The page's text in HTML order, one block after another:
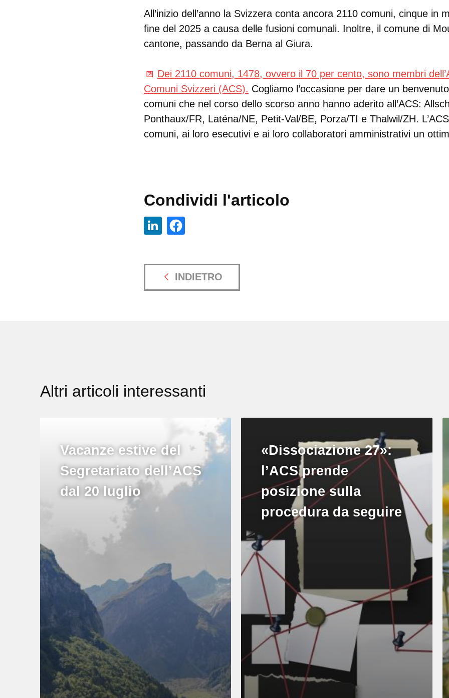
All’inizio dell’anno la Svizzera conta ancora 2110 comuni, cinque in
fine del 2025 a causa delle fusioni comunali. Inoltre, il comune di
cantone, passando da Berna al Giura.
Dei 2110 comuni, 1478, ovvero il 70 per cento, sono membri
Comuni Svizzeri (ACS). Cogliamo l’occasione per dare un
comuni che nel corso dello scorso anno hanno aderito all’ACS:
Ponthaux/FR, Laténa/NE, Petit-Val/BE, Porza/TI e Thalwil/ZH.
comuni, ai loro esecutivi e ai loro collaboratori amministrativi un
Condividi l'articolo
INDIETRO
Altri articoli interessanti
Vacanze estive del
Segretariato dell’ACS
dal 20 luglio
«Dissociazione 27»:
l’ACS prende
posizione sulla
procedura da seguire